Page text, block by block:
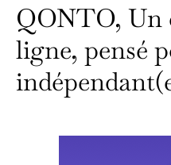
QONTO, Un
ligne, pensé